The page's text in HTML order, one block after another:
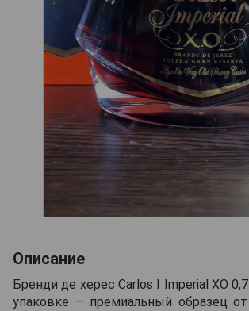
Описание
Бренди де херес Carlos I Imperial XO
упаковке — премиальный образец от